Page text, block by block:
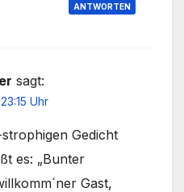
ANTWORTEN
sagt:
Uhr
Gedicht
es: „Bunter
Gast,